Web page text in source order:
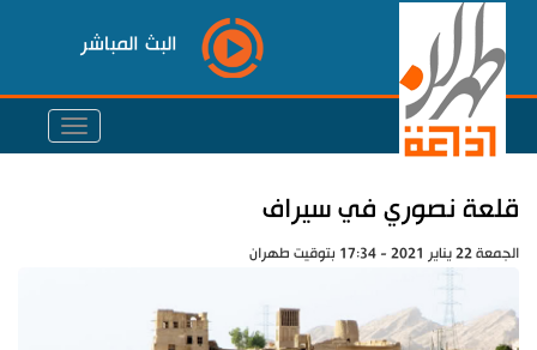
البث المباشر
قلعة نصوري في سيراف
الجمعة 22 يناير 2021 - 17:34 بتوقيت طهران